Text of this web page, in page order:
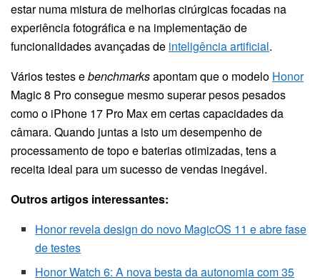
estar numa mistura de melhorias cirúrgicas focadas na
experiência fotográfica e na implementação de
funcionalidades avançadas de inteligência artificial.
Vários testes ebenchmarksapontam que o modelo Honor
Magic 8 Pro consegue mesmo superar pesos pesados
como o iPhone 17 Pro Max em certas capacidades da
câmara. Quando juntas a isto um desempenho de
processamento de topo e baterias otimizadas, tens a
receita ideal para um sucesso de vendas inegável.
Outros artigos interessantes:
Honor revela design do novo MagicOS 11 e abre fase
de testes
Honor Watch 6: A nova besta da autonomia com 35